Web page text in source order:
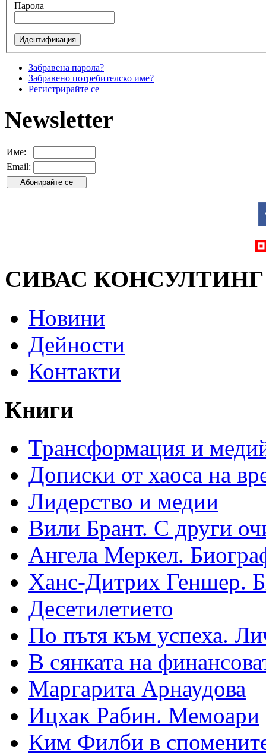
Парола
Забравена парола?
Забравено потребителско име?
Регистрирайте се
Newsletter
Име:
Email:
СИВАС КОНСУЛТИНГ
Новини
Дейности
Контакти
Книги
Трансформация и
Дописки от хаоса на
Лидерство и медии
Вили Брант. С други
Ангела Меркел.
Ханс-Дитрих Геншер.
Десетилетието
По пътя към успеха.
В сянката на
Маргарита Арнаудова
Ицхак Рабин. Мемоари
Ким Филби в